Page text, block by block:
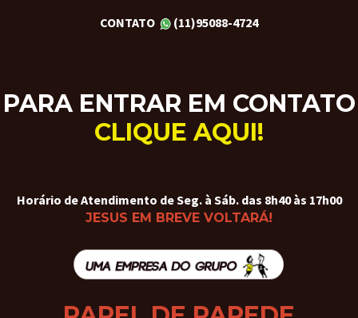
CONTATO (11)95088-4724
PARA ENTRAR EM CONTATO
CLIQUE AQUI!
Horário de Atendimento de Seg. à Sáb. das 8h40 às 17h00
JESUS EM BREVE VOLTARÁ!